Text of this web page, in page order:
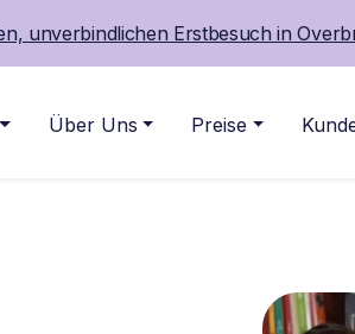
unverbindlichen Erstbesuch in
Über Uns Preise